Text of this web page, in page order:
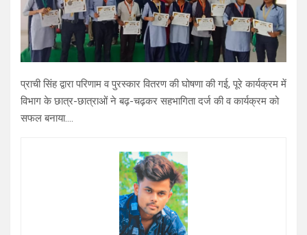
प्राची सिंह द्वारा परिणाम व पुरस्कार वितरण की घोषणा की गई, पूरे कार्यक्रम में
विभाग के छात्र-छात्राओं ने बढ़-चढ़कर सहभागिता दर्ज की व कार्यक्रम को
सफल बनाया….